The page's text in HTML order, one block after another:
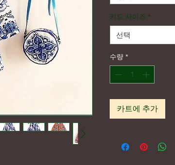
키드 사이즈 *
선택
수량 *
카트에 추가